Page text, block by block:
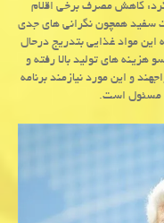
کاهش مصرف برخی اقلام
سفید همچون نگرانی های جدی
مواد غذایی بتدریج درحال
های تولید بالا رفته و
و این مورد نیازمند برنامه
مسئول است.